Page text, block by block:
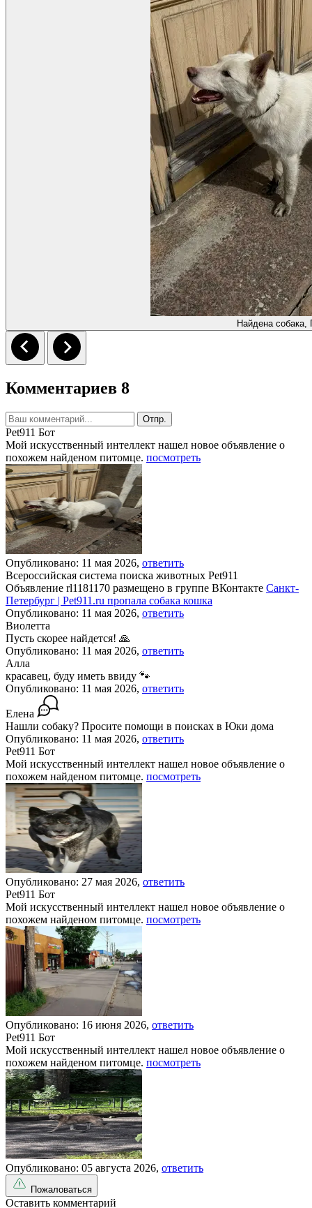
Найдена собака,
Комментариев 8
Отпр.
Pet911 Бот
Мой искусственный интеллект нашел новое объявление о
похожем найденом питомце. посмотреть
Опубликовано: 11 мая 2026, ответить
Всероссийская система поиска животных Pet911
Объявление rl1181170 размещено в группе ВКонтакте Санкт-
Петербург | Pet911.ru пропала собака кошка
Опубликовано: 11 мая 2026, ответить
Виолетта
Пусть скорее найдется! 🙏
Опубликовано: 11 мая 2026, ответить
Алла
красавец, буду иметь ввиду 🐾
Опубликовано: 11 мая 2026, ответить
Елена
Нашли собаку? Просите помощи в поисках в Юки дома
Опубликовано: 11 мая 2026, ответить
Pet911 Бот
Мой искусственный интеллект нашел новое объявление о
похожем найденом питомце. посмотреть
Опубликовано: 27 мая 2026, ответить
Pet911 Бот
Мой искусственный интеллект нашел новое объявление о
похожем найденом питомце. посмотреть
Опубликовано: 16 июня 2026, ответить
Pet911 Бот
Мой искусственный интеллект нашел новое объявление о
похожем найденом питомце. посмотреть
Опубликовано: 05 августа 2026, ответить
Пожаловаться
Оставить комментарий